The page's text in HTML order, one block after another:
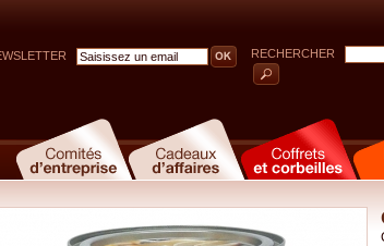
RECHERCHER